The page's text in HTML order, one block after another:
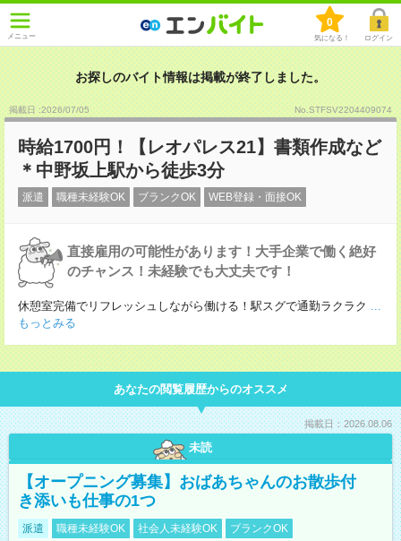
メニュー
0
気になる！ ログイン
お探しのバイト情報は掲載が終了しました。
掲載日 :2026/07/05 No.STFSV2204409074
時給1700円！【レオパレス21】書類作成など
＊中野坂上駅から徒歩3分
派遣 職種未経験OK ブランクOK WEB登録・面接OK
直接雇用の可能性があります！大手企業で働く絶好
のチャンス！未経験でも大丈夫です！
休憩室完備でリフレッシュしながら働ける！駅スグで通勤ラクラク ...
もっとみる
あなたの閲覧履歴からのオススメ
掲載日：2026.08.06
未読
【オープニング募集】おばあちゃんのお散歩付
き添いも仕事の1つ
派遣 職種未経験OK 社会人未経験OK
ブランクOK